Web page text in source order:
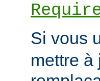
Si vous
mettre à